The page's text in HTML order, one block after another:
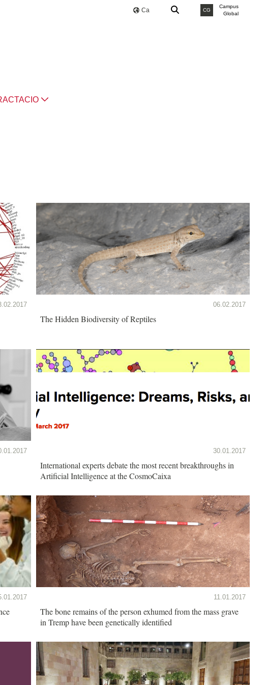
Ca CG
Campus
Global
06.02.2017
The Hidden Biodiversity of Reptiles
30.01.2017
International experts debate the most recent breakthroughs in
Artificial Intelligence at the CosmoCaixa
11.01.2017
The bone remains of the person exhumed from the mass grave
in Tremp have been genetically identified